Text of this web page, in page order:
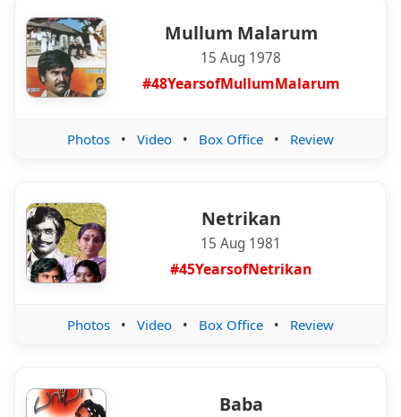
Mullum Malarum
15 Aug 1978
#48YearsofMullumMalarum
Photos • Video • Box Office • Review
Netrikan
15 Aug 1981
#45YearsofNetrikan
Photos • Video • Box Office • Review
Baba